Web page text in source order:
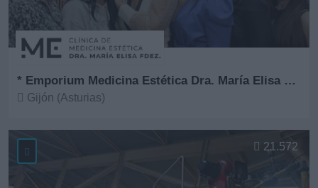
* Emporium Medicina Estética Dra. María Elisa Fernández
Gijón (Asturias)
21.572